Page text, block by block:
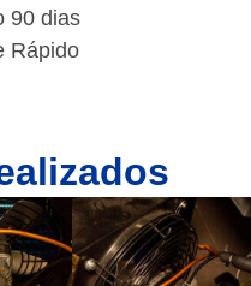
90 dias
Rápido